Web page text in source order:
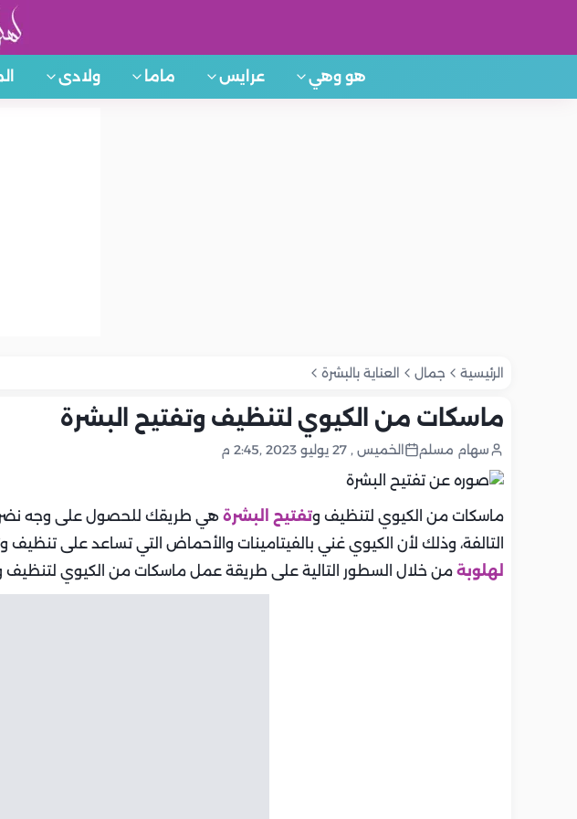
هو وهي عرايس ماما ولادى
الرئيسية جمال العناية بالبشرة
ماسكات من الكيوي لتنظيف وتفتيح البشرة
سهام مسلم الخميس , 27 يوليو 2023 ,2:45 م
ماسكات من الكيوي لتنظيف وتفتيح البشرة هي طريقك للحصول على وجه نضر
التالفة، وذلك لأن الكيوي غني بالفيتامينات والأحماض التي تساعد على تنظيف
لهلوبة من خلال السطور التالية على طريقة عمل ماسكات من الكيوي لتنظيف